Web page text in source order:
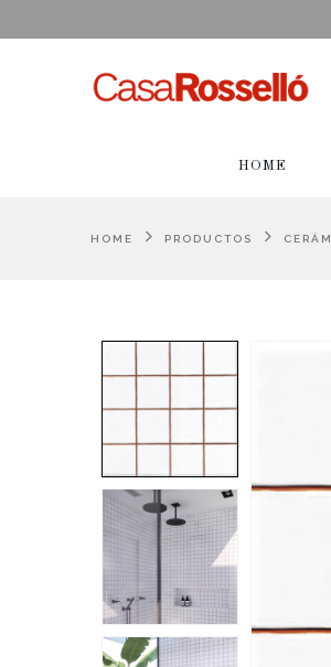
HOME
HOME PRODUCTOS